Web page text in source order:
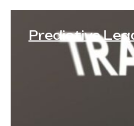
Predictive